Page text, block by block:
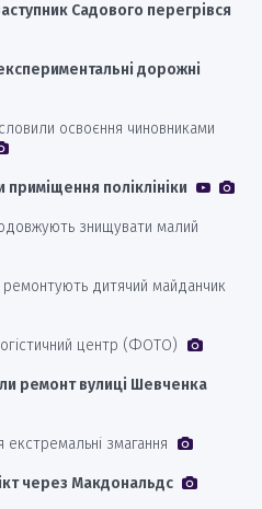
Садового перегрівся
дорожні
освоєння чиновниками
поліклініки
знищувати малий
ремонтують дитячий майданчик
центр (ФОТО)
ремонт вулиці Шевченка
екстремальні змагання
через Макдональдс